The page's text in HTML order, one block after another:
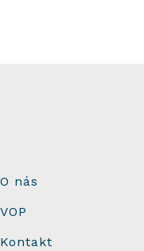
O nás
VOP
Kontakt